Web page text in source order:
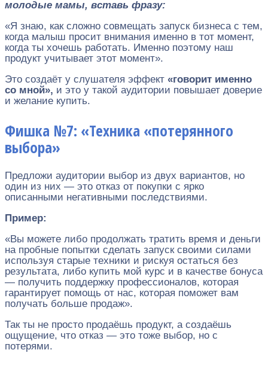
молодые мамы, вставь фразу:
«Я знаю, как сложно совмещать запуск бизнеса с тем,
когда малыш просит внимания именно в тот момент,
когда ты хочешь работать. Именно поэтому наш
продукт учитывает этот момент».
Это создаёт у слушателя эффект «говорит именно
со мной», и это у такой аудитории повышает доверие
и желание купить.
Фишка №7: «Техника «потерянного
выбора»
Предложи аудитории выбор из двух вариантов, но
один из них — это отказ от покупки с ярко
описанными негативными последствиями.
Пример:
«Вы можете либо продолжать тратить время и деньги
на пробные попытки сделать запуск своими силами
используя старые техники и рискуя остаться без
результата, либо купить мой курс и в качестве бонуса
— получить поддержку профессионалов, которая
гарантирует помощь от нас, которая поможет вам
получать больше продаж».
Так ты не просто продаёшь продукт, а создаёшь
ощущение, что отказ — это тоже выбор, но с
потерями.